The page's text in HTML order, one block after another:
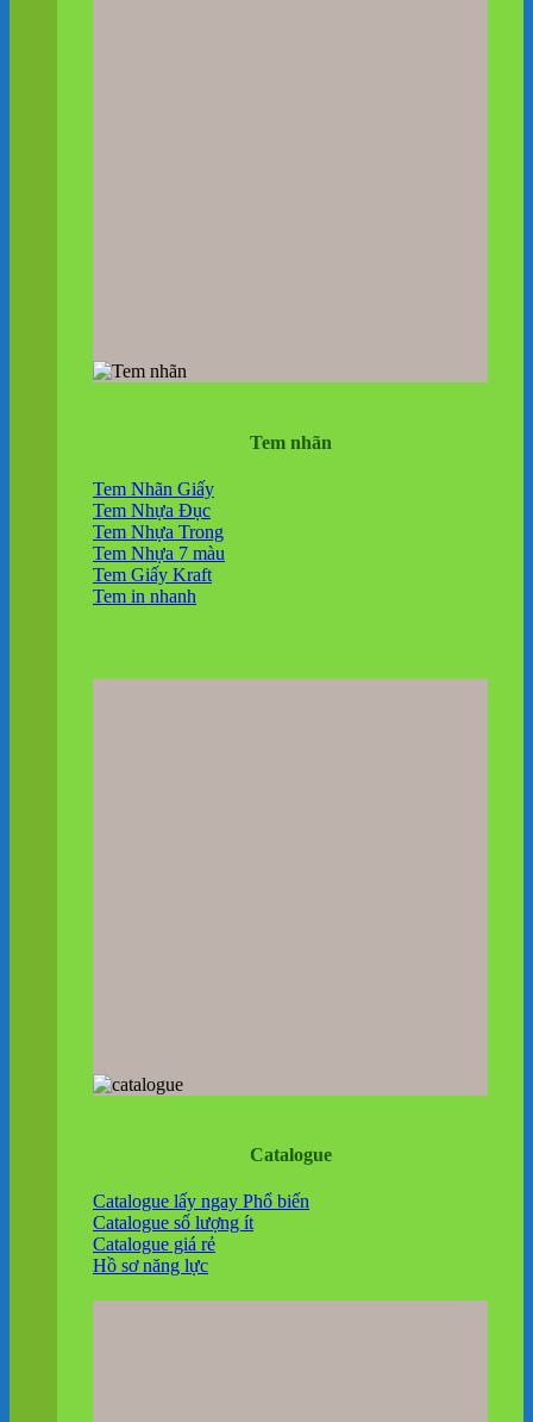
Tem nhãn
Tem Nhãn Giấy
Tem Nhựa Đục
Tem Nhựa Trong
Tem Nhựa 7 màu
Tem Giấy Kraft
Tem in nhanh
Catalogue
Catalogue lấy ngay
Catalogue số lượng ít
Catalogue giá rẻ
Hồ sơ năng lực